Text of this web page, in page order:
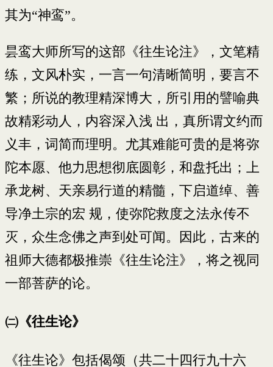
其为“神鸾”。
昙鸾大师所写的这部《往生论注》，文笔精
练，文风朴实，一言一句清晰简明，要言不
繁；所说的教理精深博大，所引用的譬喻典
故精彩动人，内容深入浅 出，真所谓文约而
义丰，词简而理明。尤其难能可贵的是将弥
陀本愿、他力思想彻底圆彰，和盘托出；上
承龙树、天亲易行道的精髓，下启道绰、善
导净土宗的宏 规，使弥陀救度之法永传不
灭，众生念佛之声到处可闻。因此，古来的
祖师大德都极推崇《往生论注》，将之视同
一部菩萨的论。
㈡《往生论》
《往生论》包括偈颂（共二十四行九十六